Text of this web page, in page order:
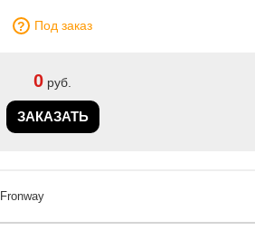
Под заказ
0 руб.
ЗАКАЗАТЬ
Fronway